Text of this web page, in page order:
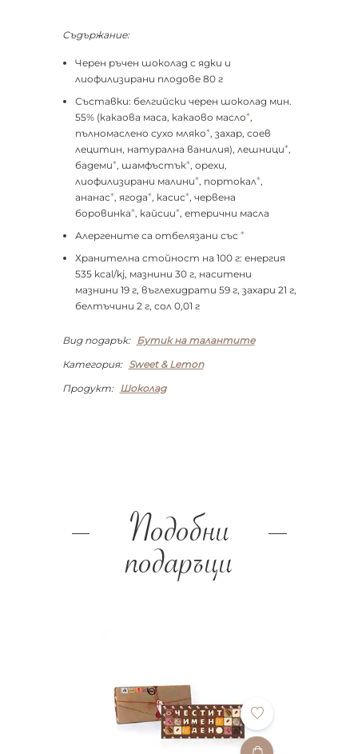
Съдържание:
Черен ръчен шоколад с ядки и
лиофилизирани плодове 80 г
Съставки: белгийски черен шоколад мин.
55% (какаова маса, какаово масло*,
пълномаслено сухо мляко*, захар, соев
лецитин, натурална ванилия), лешници*,
бадеми*, шамфъстък*, орехи,
лиофилизирани малини*, портокал*,
ананас*, ягода*, касис*, червена
боровинка*, кайсии*, етерични масла
Алергените са отбелязани със *
Хранителна стойност на 100 г: енергия
535 kcal/kj, мазнини 30 г, наситени
мазнини 19 г, въглехидрати 59 г, захари 21 г,
белтъчини 2 г, сол 0,01 г
Вид подарък:
Бутик на талантите
Категория:
Sweet & Lemon
Продукт:
Шоколад
Подобни
подаръци